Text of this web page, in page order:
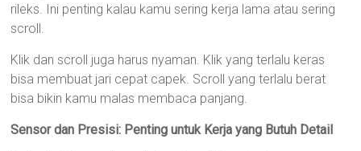
rileks. Ini penting kalau kamu sering kerja lama atau sering
scroll.
Klik dan scroll juga harus nyaman. Klik yang terlalu keras
bisa membuat jari cepat capek. Scroll yang terlalu berat
bisa bikin kamu malas membaca panjang.
Sensor dan Presisi: Penting untuk Kerja yang Butuh Detail